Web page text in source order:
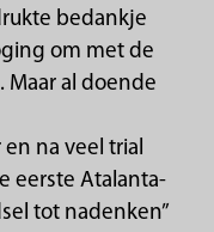
bedankje
om met de
Maar al doende
na veel trial
eerste Atalanta-
tot nadenken”